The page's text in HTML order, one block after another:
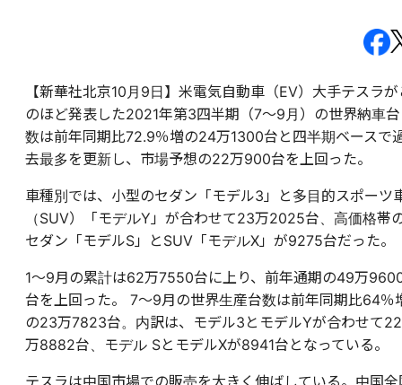
【新華社北京10月9日】米電気自動車（EV）大手テスラが
のほど発表した2021年第3四半期（7～9月）の世界納車台
数は前年同期比72.9％増の24万1300台と四半期ベースで
去最多を更新し、市場予想の22万900台を上回った。
車種別では、小型のセダン「モデル3」と多目的スポーツ
（SUV）「モデルY」が合わせて23万2025台、高価格帯
セダン「モデルS」とSUV「モデルX」が9275台だった。
1～9月の累計は62万7550台に上り、前年通期の49万
台を上回った。 7～9月の世界生産台数は前年同期比64％
の23万7823台。内訳は、モデル3とモデルYが合わせて22
万8882台、モデル SとモデルXが8941台となっている。